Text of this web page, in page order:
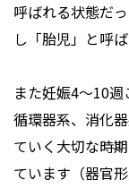
呼ばれる状態だ
し「胎児」と呼
また妊娠4～10週
循環器系、消化
ていく大切な時
ています（器官